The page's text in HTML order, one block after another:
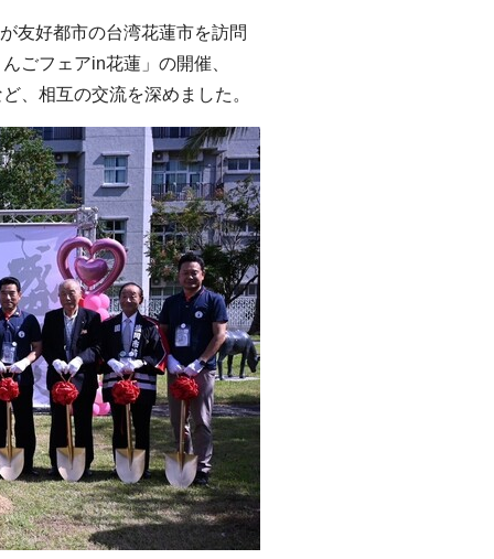
友好都市の台湾花蓮市を訪問
ごフェアin花蓮」の開催、
、相互の交流を深めました。